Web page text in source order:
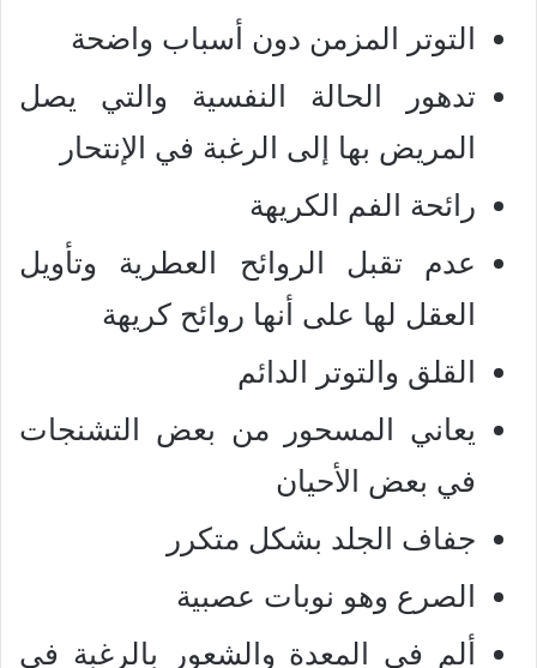
التوتر المزمن دون أسباب واضحة
تدهور الحالة النفسية والتي يصل
المريض بها إلى الرغبة في الإنتحار
رائحة الفم الكريهة
عدم تقبل الروائح العطرية وتأويل
العقل لها على أنها روائح كريهة
القلق والتوتر الدائم
يعاني المسحور من بعض التشنجات
في بعض الأحيان
جفاف الجلد بشكل متكرر
الصرع وهو نوبات عصبية
ألم في المعدة والشعور بالرغبة في